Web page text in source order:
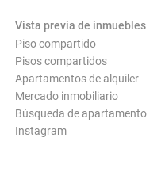
Vista previa de inmuebles
Piso compartido
Pisos compartidos
Apartamentos de alquiler
Mercado inmobiliario
Búsqueda de apartamento
Instagram